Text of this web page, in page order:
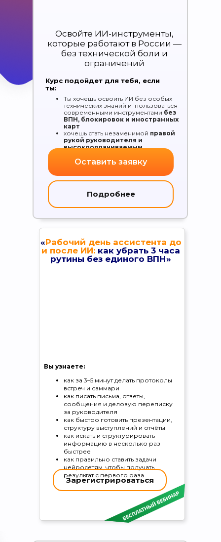
«Рабочий день ассистента до
и после ИИ: как убрать 3 часа
рутины без единого ВПН»
Вы узнаете:
как за 3–5 минут делать протоколы
встреч и саммари
как писать письма, ответы,
сообщения и деловую переписку
за руководителя
как быстро готовить презентации,
структуру выступлений и отчёты
как искать и структурировать
информацию в несколько раз
быстрее
как правильно ставить задачи
нейросетям, чтобы получать
результат с первого раза
Зарегистрироваться
Освойте ИИ-инструменты,
которые работают в России —
без технической боли и
ограничений
Курс подойдет для тебя, если
ты:
Ты хочешь освоить ИИ без особых
технических знаний и пользоваться
современными инструментами без
ВПН, блокировок и иностранных
карт
хочешь стать незаменимой правой
рукой руководителя и
высокооплачиваемым
Оставить заявку
Подробнее
ИИ-прорыв в профессии
ассистент:работай быстрее,
умнее и зарабатывай больше
Вы узнаете:
— Как превратить бесконечные
«организуй», «сформируй» и «найди» от
Зарегистрироваться